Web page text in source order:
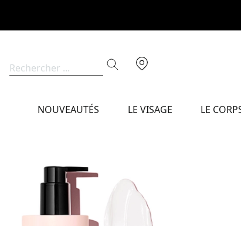
NOUVEAUTÉS LE VISAGE LE